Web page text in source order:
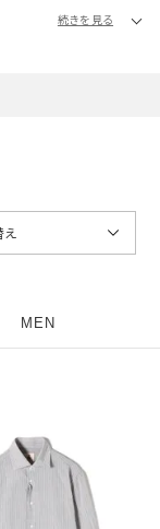
続きを見る
え
MEN